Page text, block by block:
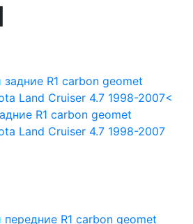
R1 carbon geomet
Land Cruiser 4.7 1998-2007